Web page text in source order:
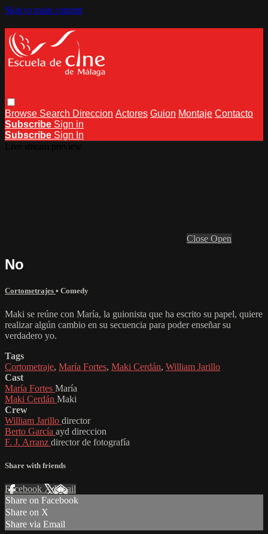
Skip to main content
Browse Search Direccion Actores Guion Montaje Contacto
Subscribe Sign in
Subscribe Sign In
Close Open
No
Cortometrajes • Comedy
Maki se reúne con María, la guionista que ha escrito su papel, quiere
realizar algún cambio en su secuencia para poder enseñar su
verdadero yo.
Tags
Cortometraje, María Fortes, Maki Cerdán, William Jarillo
Cast
María Fortes María
Maki Cerdán Maki
Crew
William Jarillo director
Berto García ayd direccion
F. J. Arranz director de fotografía
Share with friends
Facebook XEmail
Share on Facebook
Share on X
Share via Email